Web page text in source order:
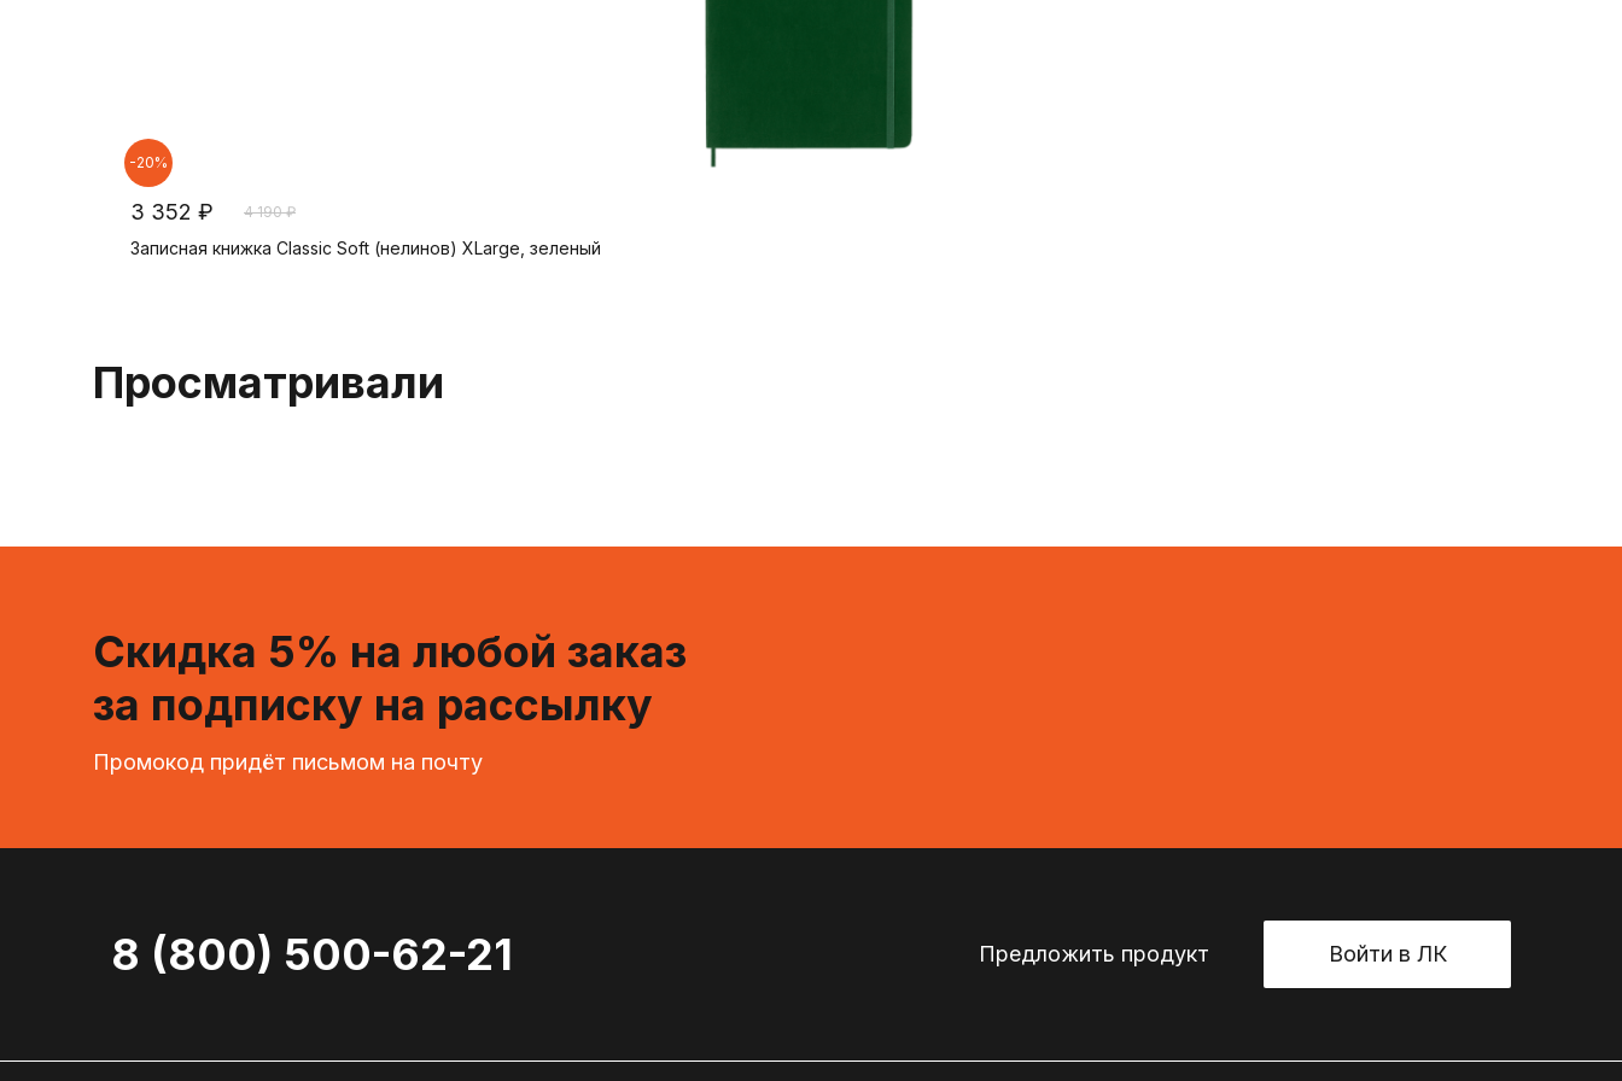
-20%
3 352 ₽ 4 190 ₽
Записная книжка Classic Soft (нелинов) XLarge, зеленый
Просматривали
Скидка 5% на любой заказ
за подписку на рассылку
Промокод придёт письмом на почту
8 (800) 500-62-21 Предложить продукт Войти в ЛК